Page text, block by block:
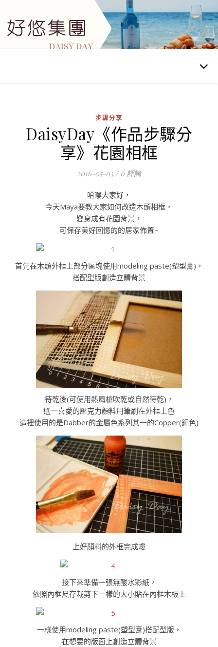
步驟分享
DaisyDay《作品步驟分
享》花園相框
2016-05-03 / 0 評論
哈嘍大家好，
今天Maya要教大家如何改造木頭相框，
變身成有花園背景，
可保存美好回憶的的居家佈置~
首先在木頭外框上部分區塊使用modeling paste(塑型膏)，
搭配型版創造立體背景
待乾後(可使用熱風槍吹乾或自然待乾)，
選一喜愛的壓克力顏料用筆刷在外框上色
這裡使用的是Dabber的金屬色系列其一的Copper(銅色)
上好顏料的外框完成嘍
接下來準備一張無酸水彩紙，
依照內框尺存裁剪下一樣的大小貼在內框木板上
一樣使用modeling paste(塑型膏)搭配型版，
在想要的版面上創造立體背景